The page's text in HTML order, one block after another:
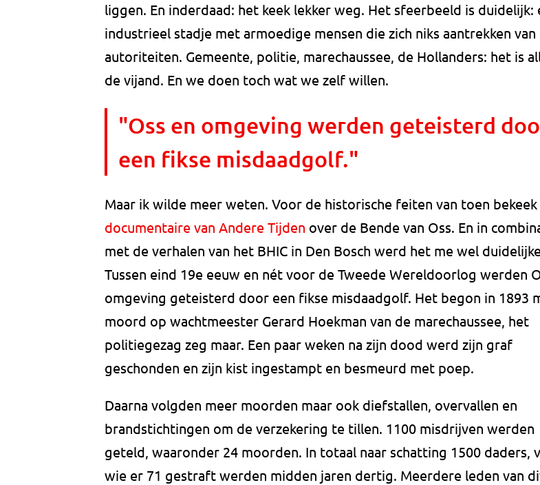
liggen. En inderdaad: het keek lekker weg. Het sfeerbeeld is duidelijk:
industrieel stadje met armoedige mensen die zich niks aantrekken van
autoriteiten. Gemeente, politie, marechaussee, de Hollanders: het is
de vijand. En we doen toch wat we zelf willen.
"Oss en omgeving werden geteisterd
een fikse misdaadgolf."
Maar ik wilde meer weten. Voor de historische feiten van toen bekeek
documentaire van Andere Tijden over de Bende van Oss. En in
met de verhalen van het BHIC in Den Bosch werd het me wel
Tussen eind 19e eeuw en nét voor de Tweede Wereldoorlog werden
omgeving geteisterd door een fikse misdaadgolf. Het begon in 1893
moord op wachtmeester Gerard Hoekman van de marechaussee, het
politiegezag zeg maar. Een paar weken na zijn dood werd zijn graf
geschonden en zijn kist ingestampt en besmeurd met poep.
Daarna volgden meer moorden maar ook diefstallen, overvallen en
brandstichtingen om de verzekering te tillen. 1100 misdrijven werden
geteld, waaronder 24 moorden. In totaal naar schatting 1500 daders,
wie er 71 gestraft werden midden jaren dertig. Meerdere leden van